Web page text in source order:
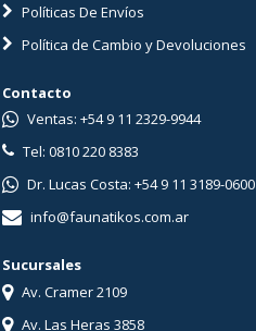
Políticas De Envíos
Política de Cambio y Devoluciones
Contacto
Ventas: +54 9 11 2329-9944
Tel: 0810 220 8383
Dr. Lucas Costa: +54 9 11 3189-0600
info@faunatikos.com.ar
Sucursales
Av. Cramer 2109
Av. Las Heras 3858